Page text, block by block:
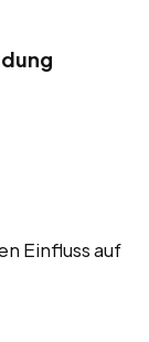
Einfluss auf